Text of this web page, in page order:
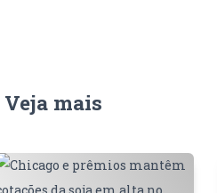
Veja mais